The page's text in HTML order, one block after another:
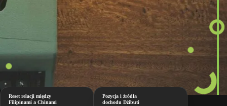
Reset relacji między
Filipinami a Chinami
Pozycja i źródła
dochodu Dżibuti